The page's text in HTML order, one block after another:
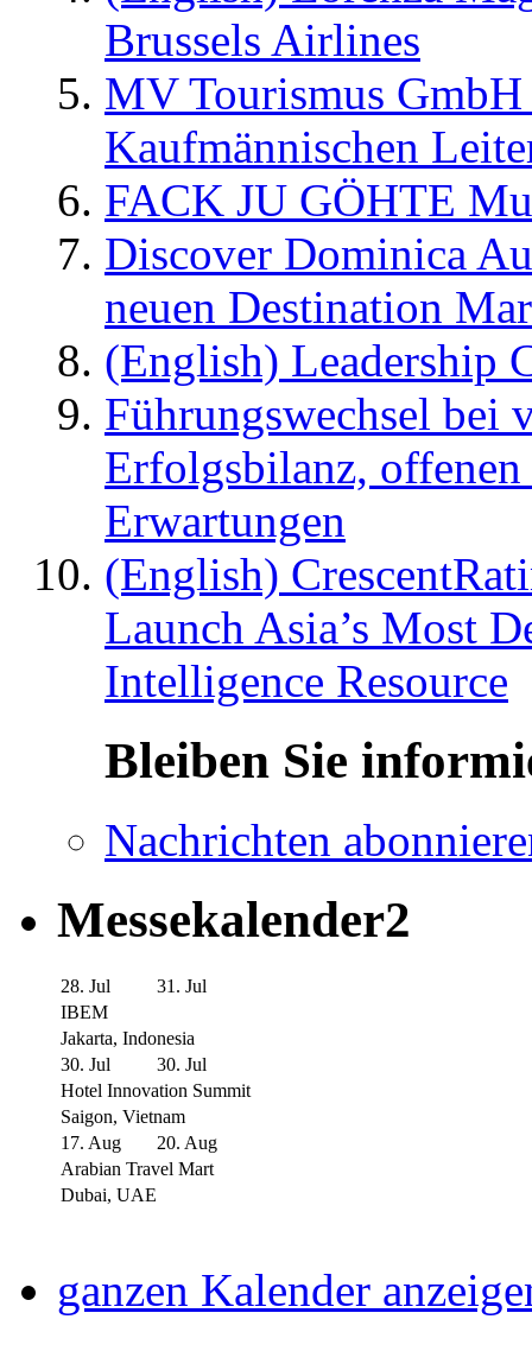
Brussels Airlines
MV Tourismus
Kaufmännischen
FACK JU GÖHTE
Discover Dominica
neuen Destination
(English) Leadership
Führungswechsel bei
Erfolgsbilanz,
Erwartungen
(English)
Launch Asia’s Most
Intelligence Resource
Bleiben Sie
Nachrichten
Messekalender2
28. Jul
31. Jul
IBEM
Jakarta, Indonesia
30. Jul
30. Jul
Hotel Innovation Summit
Saigon, Vietnam
17. Aug
20. Aug
Arabian Travel Mart
Dubai, UAE
ganzen Kalender